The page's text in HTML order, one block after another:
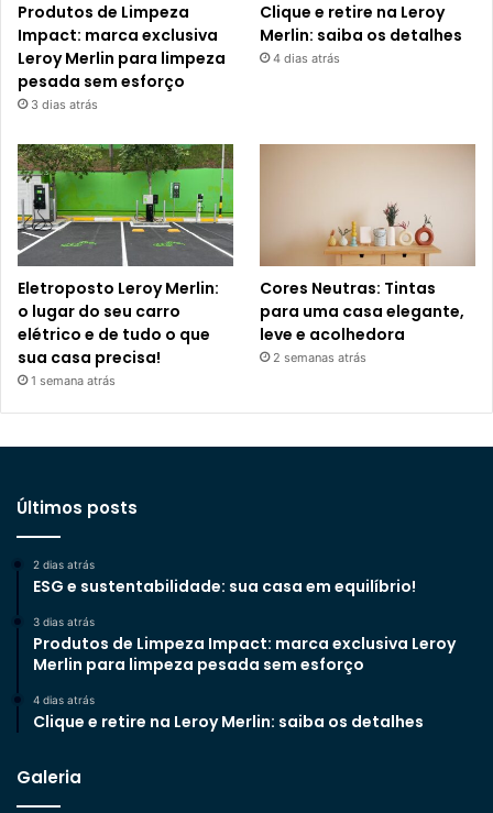
Produtos de Limpeza
Impact: marca exclusiva
Leroy Merlin para limpeza
pesada sem esforço
3 dias atrás
Clique e retire na Leroy
Merlin: saiba os detalhes
4 dias atrás
Eletroposto Leroy Merlin:
o lugar do seu carro
elétrico e de tudo o que
sua casa precisa!
1 semana atrás
Cores Neutras: Tintas
para uma casa elegante,
leve e acolhedora
2 semanas atrás
Últimos posts
2 dias atrás
ESG e sustentabilidade: sua casa em equilíbrio!
3 dias atrás
Produtos de Limpeza Impact: marca exclusiva Leroy
Merlin para limpeza pesada sem esforço
4 dias atrás
Clique e retire na Leroy Merlin: saiba os detalhes
Galeria